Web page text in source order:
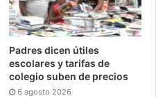
Padres dicen útiles
escolares y tarifas de
colegio suben de precios
6 agosto 2026